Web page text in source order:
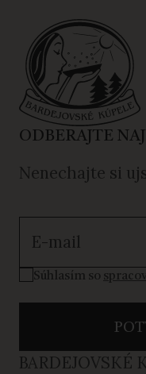
ODBERAJTE
Nenechajte si
Súhlasím so
Súhlasím so
BARDEJOVSKÉ